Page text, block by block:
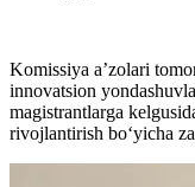
Komissiya a’zolari
innovatsion
magistrantlarga
rivojlantirish bo‘yicha